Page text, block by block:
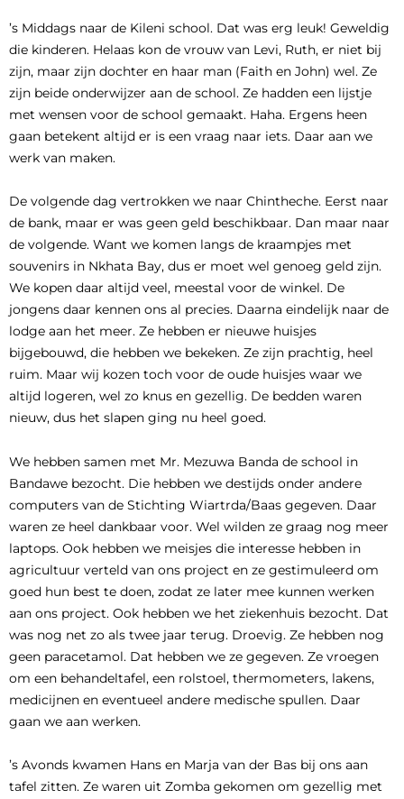
’s Middags naar de Kileni school. Dat was erg leuk! Geweldig
die kinderen. Helaas kon de vrouw van Levi, Ruth, er niet bij
zijn, maar zijn dochter en haar man (Faith en John) wel. Ze
zijn beide onderwijzer aan de school. Ze hadden een lijstje
met wensen voor de school gemaakt. Haha. Ergens heen
gaan betekent altijd er is een vraag naar iets. Daar aan we
werk van maken.
De volgende dag vertrokken we naar Chintheche. Eerst naar
de bank, maar er was geen geld beschikbaar. Dan maar naar
de volgende. Want we komen langs de kraampjes met
souvenirs in Nkhata Bay, dus er moet wel genoeg geld zijn.
We kopen daar altijd veel, meestal voor de winkel. De
jongens daar kennen ons al precies. Daarna eindelijk naar de
lodge aan het meer. Ze hebben er nieuwe huisjes
bijgebouwd, die hebben we bekeken. Ze zijn prachtig, heel
ruim. Maar wij kozen toch voor de oude huisjes waar we
altijd logeren, wel zo knus en gezellig. De bedden waren
nieuw, dus het slapen ging nu heel goed.
We hebben samen met Mr. Mezuwa Banda de school in
Bandawe bezocht. Die hebben we destijds onder andere
computers van de Stichting Wiartrda/Baas gegeven. Daar
waren ze heel dankbaar voor. Wel wilden ze graag nog meer
laptops. Ook hebben we meisjes die interesse hebben in
agricultuur verteld van ons project en ze gestimuleerd om
goed hun best te doen, zodat ze later mee kunnen werken
aan ons project. Ook hebben we het ziekenhuis bezocht. Dat
was nog net zo als twee jaar terug. Droevig. Ze hebben nog
geen paracetamol. Dat hebben we ze gegeven. Ze vroegen
om een behandeltafel, een rolstoel, thermometers, lakens,
medicijnen en eventueel andere medische spullen. Daar
gaan we aan werken.
’s Avonds kwamen Hans en Marja van der Bas bij ons aan
tafel zitten. Ze waren uit Zomba gekomen om gezellig met